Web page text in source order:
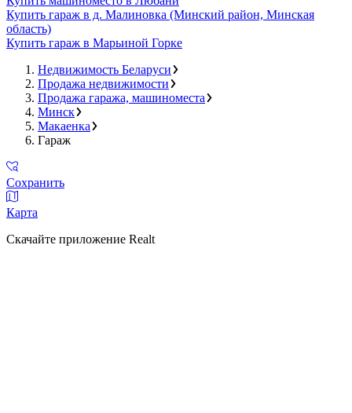
Купить гараж в д. Малиновка (Минский район, Минская
область)
Купить гараж в Марьиной Горке
Недвижимость Беларуси
Продажа недвижимости
Продажа гаража, машиноместа
Минск
Макаенка
Гараж
Сохранить
Карта
Скачайте приложение Realt